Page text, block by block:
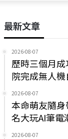
最新文章
2026-08-07
歷時三個月
院完成無人
2026-08-07
本命萌友隨
名大玩AI筆電
2026-08-07